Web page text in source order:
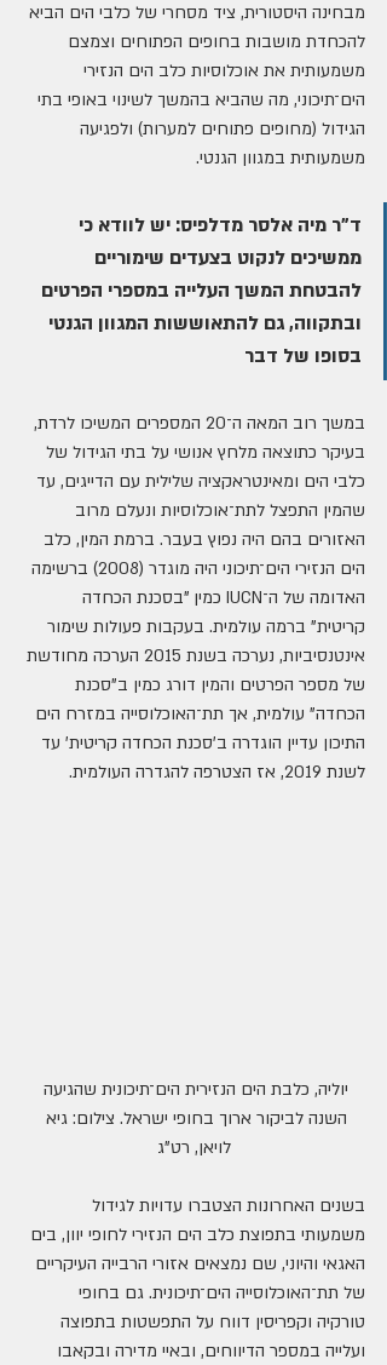
מבחינה היסטורית, ציד מסחרי של כלבי הים הביא
להכחדת מושבות בחופים הפתוחים וצמצם
משמעותית את אוכלוסיות כלב הים הנזירי
הים־תיכוני, מה שהביא בהמשך לשינוי באופי בתי
הגידול (מחופים פתוחים למערות) ולפגיעה
משמעותית במגוון הגנטי.
ד"ר מיה אלסר מדלפיס: יש לוודא כי
ממשיכים לנקוט בצעדים שימוריים
להבטחת המשך העלייה במספרי הפרטים
ובתקווה, גם להתאוששות המגוון הגנטי
בסופו של דבר
במשך רוב המאה ה־20 המספרים המשיכו לרדת,
בעיקר כתוצאה מלחץ אנושי על בתי הגידול של
כלבי הים ומאינטראקציה שלילית עם הדייגים, עד
שהמין התפצל לתת־אוכלוסיות ונעלם מרוב
האזורים בהם היה נפוץ בעבר. ברמת המין, כלב
הים הנזירי הים־תיכוני היה מוגדר (2008) ברשימה
האדומה של ה־IUCN כמין "בסכנת הכחדה
קריטית" ברמה עולמית. בעקבות פעולות שימור
אינטנסיביות, נערכה בשנת 2015 הערכה מחודשת
של מספר הפרטים והמין דורג כמין ב"סכנת
הכחדה" עולמית, אך תת־האוכלוסייה במזרח הים
התיכון עדיין הוגדרה ב'סכנת הכחדה קריטית' עד
לשנת 2019, אז הצטרפה להגדרה העולמית.
יוליה, כלבת הים הנזירית הים־תיכונית שהגיעה
השנה לביקור ארוך בחופי ישראל. צילום: גיא
לויאן, רט"ג
בשנים האחרונות הצטברו עדויות לגידול
משמעותי בתפוצת כלב הים הנזירי לחופי יוון, בים
האגאי והיוני, שם נמצאים אזורי הרבייה העיקריים
של תת־האוכלוסייה הים־תיכונית. גם בחופי
טורקיה וקפריסין דווח על התפשטות בתפוצה
ועלייה במספר הדיווחים, ובאיי מדירה ובקאבו